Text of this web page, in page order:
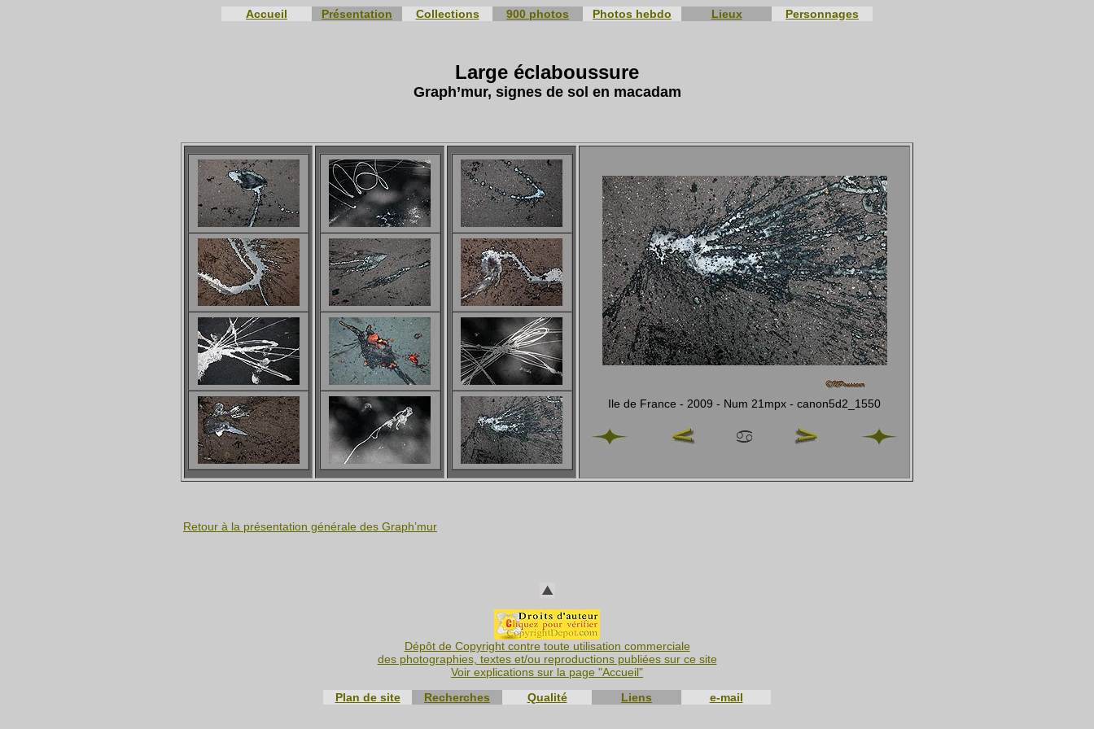
Accueil Présentation Collections 900 photos Photos hebdo Lieux Personnages
Large éclaboussure
Graph’mur, signes de sol en macadam
Ile de France - 2009 - Num 21mpx - canon5d2_1550
Retour à la présentation générale des Graph’mur
Dépôt de Copyright contre toute utilisation commerciale
des photographies, textes et/ou reproductions publiées sur ce site
Voir explications sur la page "Accueil"
Plan de site
Recherches Qualité Liens e-mail